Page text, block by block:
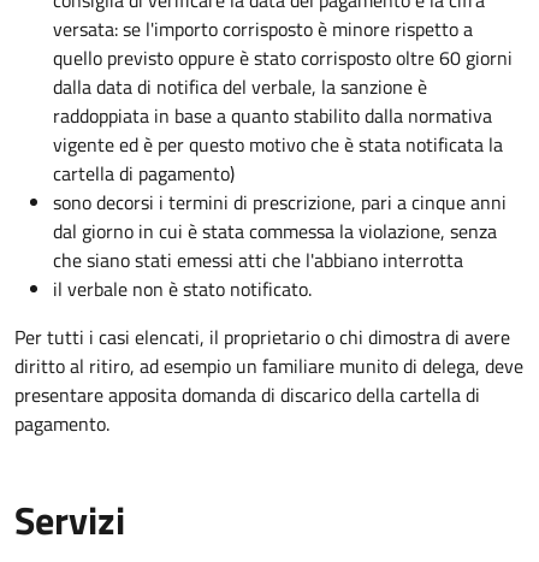
versata: se l'importo corrisposto è minore rispetto a
quello previsto oppure è stato corrisposto oltre 60 giorni
dalla data di notifica del verbale, la sanzione è
raddoppiata in base a quanto stabilito dalla normativa
vigente ed è per questo motivo che è stata notificata la
cartella di pagamento)
sono decorsi i termini di prescrizione, pari a cinque anni
dal giorno in cui è stata commessa la violazione, senza
che siano stati emessi atti che l'abbiano interrotta
il verbale non è stato notificato.
Per tutti i casi elencati, il proprietario o chi dimostra di avere
diritto al ritiro, ad esempio un familiare munito di delega, deve
presentare apposita domanda di discarico della cartella di
pagamento.
Servizi